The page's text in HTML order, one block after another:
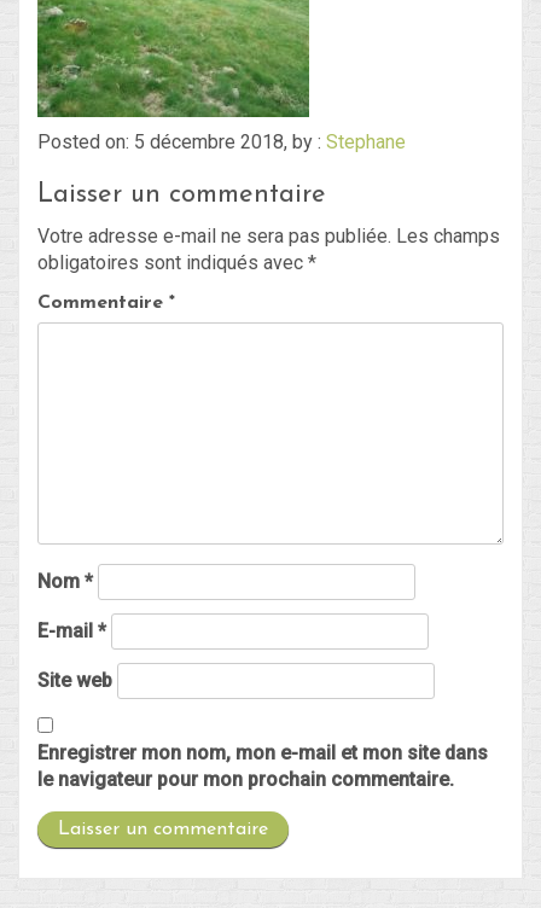
Blog
Non classé
Connexion
Flux des publications
Posted on: 5 décembre 2018, by : Stephane
Laisser un commentaire
Votre adresse e-mail ne sera pas publiée. Les champs
obligatoires sont indiqués avec *
Commentaire *
Nom *
E-mail *
Site web
Enregistrer mon nom, mon e-mail et mon site dans
le navigateur pour mon prochain commentaire.